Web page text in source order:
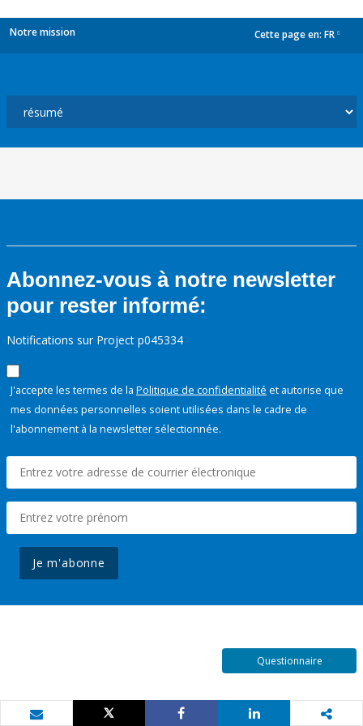
Notre mission Cette page en: FR
Abonnez-vous à notre newsletter
pour rester informé:
Notifications sur Project p045334
J'accepte les termes de la Politique de confidentialité et autorise que
mes données personnelles soient utilisées dans le cadre de
l'abonnement à la newsletter sélectionnée.
Je m'abonne
Questionnaire